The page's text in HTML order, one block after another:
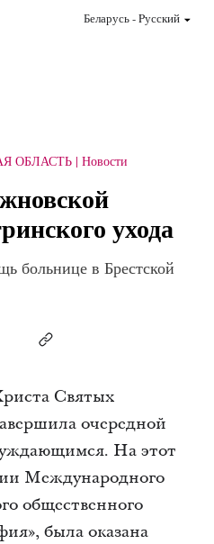
Беларусь-Pусский
ОБЛАСТЬ Новости
ухода
больнице в Брестской
Святых
очередной
На этот
Международного
общественного
была оказана